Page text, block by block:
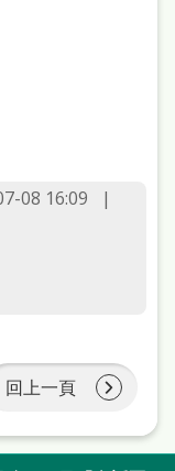
08 16:09
回上一頁